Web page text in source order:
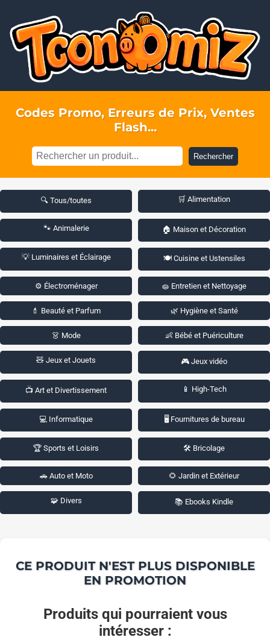
Codes Promo, Erreurs de Prix, Ventes
Flash...
Rechercher
🔍 Tous/toutes 🛒 Alimentation
🐾 Animalerie 🏠 Maison et Décoration
💡 Luminaires et Éclairage 🍽️ Cuisine et Ustensiles
⚙️ Électroménager 🧽 Entretien et Nettoyage
💄 Beauté et Parfum 🌿 Hygiène et Santé
👗 Mode 👶 Bébé et Puériculture
🧸 Jeux et Jouets 🎮 Jeux vidéo
📺 Art et Divertissement 📱 High-Tech
💻 Informatique 🖥️ Fournitures de bureau
🏆 Sports et Loisirs 🛠️ Bricolage
🚗 Auto et Moto 🌻 Jardin et Extérieur
🧩 Divers 📚 Ebooks Kindle
CE PRODUIT N'EST PLUS DISPONIBLE
EN PROMOTION
Produits qui pourraient vous
intéresser :